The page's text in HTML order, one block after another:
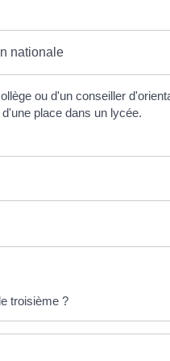
nationale
ou d'un conseiller
place dans un lycée.
troisième ?